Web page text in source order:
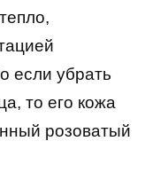
если убрать
то его кожа
розоватый